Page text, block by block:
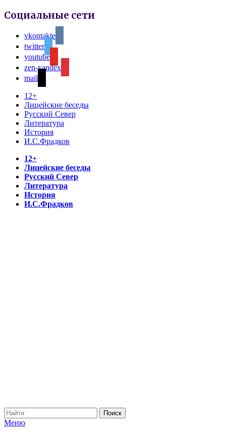
Социальные сети
vkontakte
twitter
youtube
zen-yandex
mail
12+
Лицейские беседы
Русский Север
Литература
История
И.С.Фрадков
12+
Лицейские беседы
Русский Север
Литература
История
И.С.Фрадков
Меню